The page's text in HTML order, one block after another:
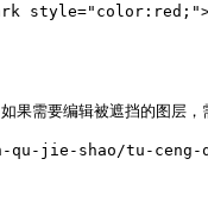
激活该
需要编辑被遮挡的图层
jie-shao/tu-ceng-